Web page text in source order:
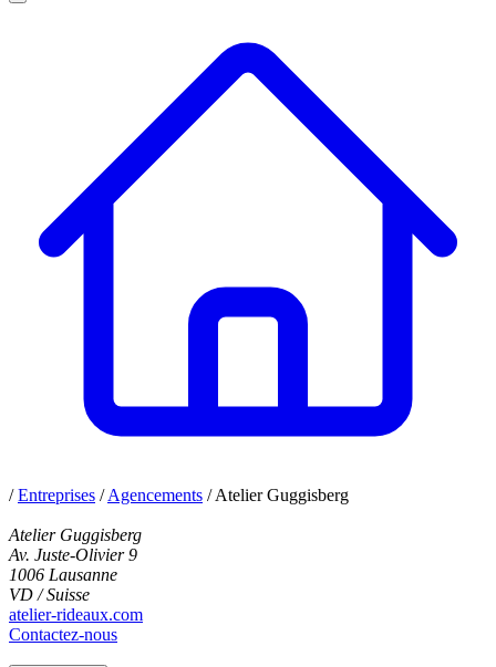
/ Entreprises / Agencements /Atelier Guggisberg
Atelier Guggisberg
Av. Juste-Olivier 9
1006 Lausanne
VD / Suisse
atelier-rideaux.com
Contactez-nous